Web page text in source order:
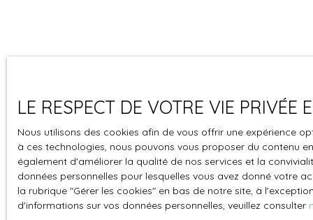
LE RESPECT DE VOTRE VIE PRIVÉE
Nous utilisons des cookies afin de vous offrir une expérience
à ces technologies, nous pouvons vous proposer du contenu
également d'améliorer la qualité de nos services et la
données personnelles pour lesquelles vous avez donné votre
la rubrique ″Gérer les cookies″ en bas de notre site, à
d'informations sur vos données personnelles, veuillez consulter